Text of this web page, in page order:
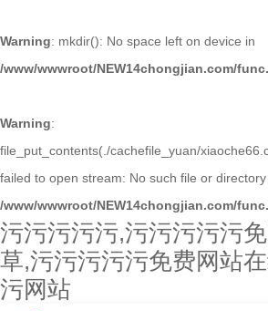
Warning: mkdir(): No space left on device in
/www/wwwroot/NEW14chongjian.com/
Warning:
file_put_contents(./cachefile_yuan/
failed to open stream: No such file or directory
/www/wwwroot/NEW14chongjian.com/
污污污污污,污污污污污
草,污污污污污免费网站
污网站
关于污污污污污
主营产品
人才招聘
新闻资讯
联系污污污污污